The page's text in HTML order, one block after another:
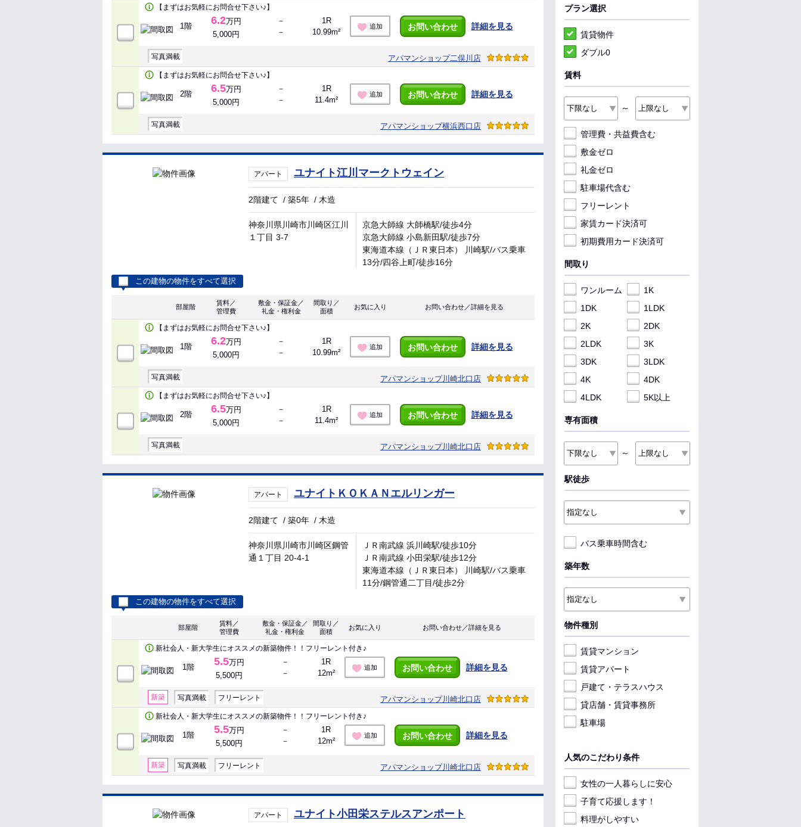
【まずはお気軽にお問合せ下さい♪】
1階 6.2万円
5,000円
－
－
1R
10.99m²
追加 お問い合わせ 詳細を見る
写真満載 アパマンショップ二俣川店
【まずはお気軽にお問合せ下さい♪】
2階 6.5万円
5,000円
－
－
1R
11.4m²
追加 お問い合わせ 詳細を見る
写真満載 アパマンショップ横浜西口店
アパート ユナイト江川マークトウェイン
2階建て /築5年 / 木造
神奈川県川崎市川崎区江川
１丁目 3-7
京急大師線 大師橋駅/徒歩4分
京急大師線 小島新田駅/徒歩7分
東海道本線（ＪＲ東日本） 川崎駅/バス乗車
13分/四谷上町/徒歩16分
この建物の物件をすべて選択
部屋階
賃料／
管理費
敷金・保証金／
礼金・権利金
間取り／
面積
お気に入り お問い合わせ／詳細を見る
【まずはお気軽にお問合せ下さい♪】
1階 6.2万円
5,000円
－
－
1R
10.99m²
追加 お問い合わせ 詳細を見る
写真満載 アパマンショップ川崎北口店
【まずはお気軽にお問合せ下さい♪】
2階 6.5万円
5,000円
－
－
1R
11.4m²
追加 お問い合わせ 詳細を見る
写真満載 アパマンショップ川崎北口店
アパート ユナイトＫＯＫＡＮエルリンガー
2階建て /築0年 / 木造
神奈川県川崎市川崎区鋼管
通１丁目 20-4-1
ＪＲ南武線 浜川崎駅/徒歩10分
ＪＲ南武線 小田栄駅/徒歩12分
東海道本線（ＪＲ東日本） 川崎駅/バス乗車
11分/鋼管通二丁目/徒歩2分
この建物の物件をすべて選択
部屋階
賃料／
管理費
敷金・保証金／
礼金・権利金
間取り／
面積
お気に入り お問い合わせ／詳細を見る
新社会人・新大学生にオススメの新築物件！！フリーレント付き♪
1階 5.5万円
5,500円
－
－
1R
12m²
追加 お問い合わせ 詳細を見る
新築 写真満載 フリーレント アパマンショップ川崎北口店
新社会人・新大学生にオススメの新築物件！！フリーレント付き♪
1階 5.5万円
5,500円
－
－
1R
12m²
追加 お問い合わせ 詳細を見る
新築 写真満載 フリーレント アパマンショップ川崎北口店
アパート ユナイト小田栄ステルスアンポート
プラン選択
賃貸物件
ダブル0
賃料
～
管理費・共益費含む
敷金ゼロ
礼金ゼロ
駐車場代含む
フリーレント
家賃カード決済可
初期費用カード決済可
間取り
ワンルーム
1K
1DK
1LDK
2K
2DK
2LDK
3K
3DK
3LDK
4K
4DK
4LDK
5K以上
専有面積
～
駅徒歩
バス乗車時間含む
築年数
物件種別
賃貸マンション
賃貸アパート
戸建て・テラスハウス
貸店舗・賃貸事務所
駐車場
人気のこだわり条件
女性の一人暮らしに安心
子育て応援します！
料理がしやすい